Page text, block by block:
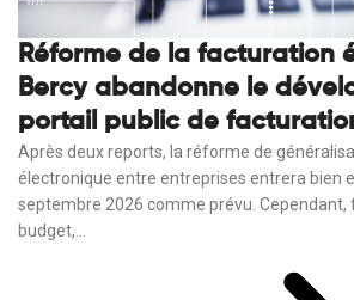
Réforme de la facturation
Bercy abandonne le
portail public de
Après deux reports, la réforme de
électronique entre entreprises entrera bien
septembre 2026 comme prévu.
budget,...